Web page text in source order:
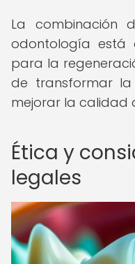
La combinación
odontología está
para la
de transformar
mejorar la calidad
Ética y
legales